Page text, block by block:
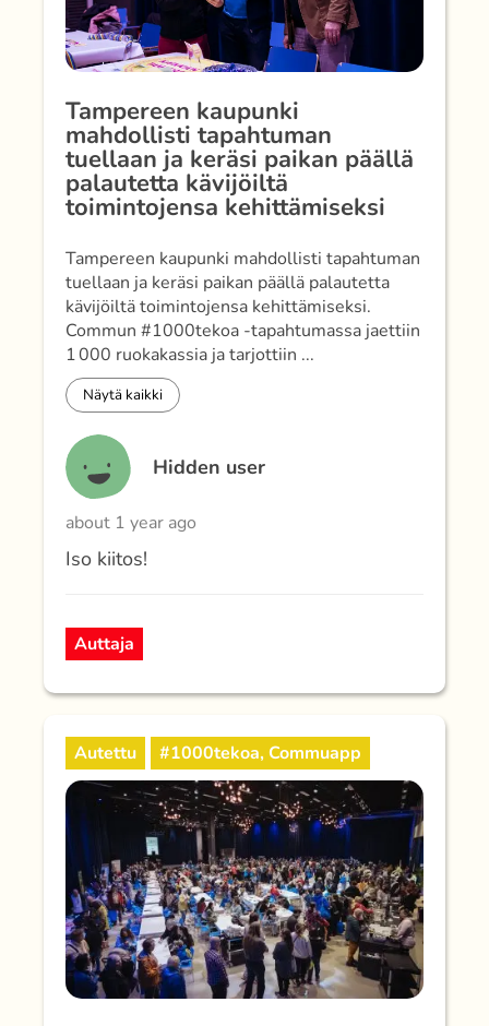
Tampereen kaupunki
mahdollisti tapahtuman
tuellaan ja keräsi paikan päällä
palautetta kävijöiltä
toimintojensa kehittämiseksi
Tampereen kaupunki mahdollisti tapahtuman
tuellaan ja keräsi paikan päällä palautetta
kävijöiltä toimintojensa kehittämiseksi.
Commun #1000tekoa -tapahtumassa jaettiin
1 000 ruokakassia ja tarjottiin ...
Näytä kaikki
Hidden user
about 1 year ago
Iso kiitos!
Auttaja
Autettu #1000tekoa, Commuapp